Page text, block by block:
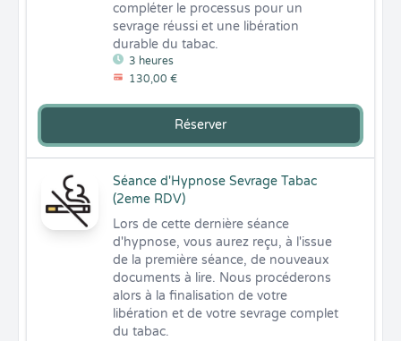
3 heures
130,00 €
compléter le processus pour un
sevrage réussi et une libération
durable du tabac.
Réserver
Séance d'Hypnose Sevrage Tabac
(2eme RDV)
Lors de cette dernière séance
d'hypnose, vous aurez reçu, à l'issue
de la première séance, de nouveaux
documents à lire. Nous procéderons
alors à la finalisation de votre
libération et de votre sevrage complet
du tabac.